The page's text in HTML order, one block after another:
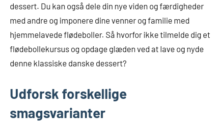
dessert. Du kan også dele din nye viden og færdigheder
med andre og imponere dine venner og familie med
hjemmelavede flødeboller. Så hvorfor ikke tilmelde dig et
flødebollekursus og opdage glæden ved at lave og nyde
denne klassiske danske dessert?
Udforsk forskellige
smagsvarianter